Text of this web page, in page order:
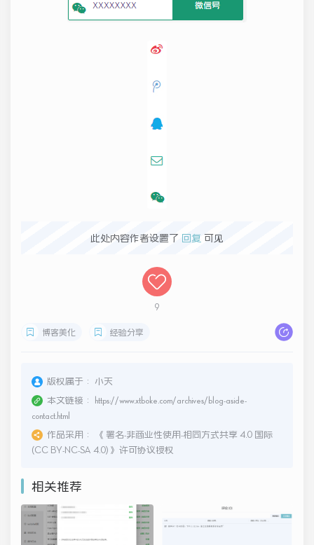
此处内容作者设置了 回复 可见
9
博客美化 经验分享
版权属于：
小天
本文链接：
https://www.xtboke.com/archives/blog-aside-
contact.html
作品采用：
《 署名-非商业性使用-相同方式共享 4.0 国际
(CC BY-NC-SA 4.0) 》许可协议授权
相关推荐